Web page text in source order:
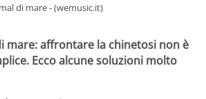
di mare - (wemusic.it)
mare: affrontare la chinetosi non è
Ecco alcune soluzioni molto